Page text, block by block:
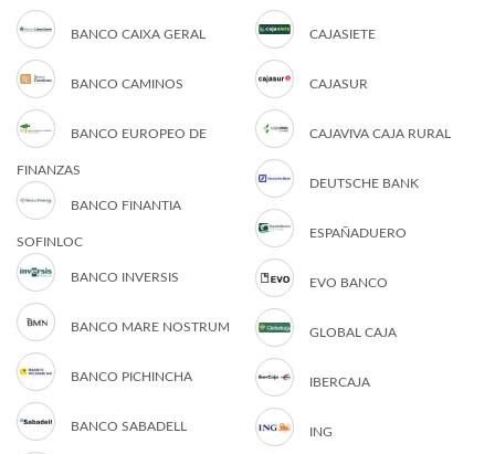
BANCO CAIXA GERAL
BANCO CAMINOS
BANCO EUROPEO DE
FINANZAS
BANCO FINANTIA
SOFINLOC
BANCO INVERSIS
BANCO MARE NOSTRUM
BANCO PICHINCHA
BANCO SABADELL
CAJASIETE
CAJASUR
CAJAVIVA CAJA RURAL
DEUTSCHE BANK
ESPAÑADUERO
EVO BANCO
GLOBAL CAJA
IBERCAJA
ING